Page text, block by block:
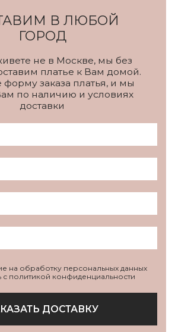
В ЛЮБОЙ
ГОРОД
не в Москве, мы без
платье к Вам домой.
форму заказа платья, и мы
по наличию и условиях
доставки
на обработку персональных данных
с политикой конфиденциальности
ДОСТАВКУ